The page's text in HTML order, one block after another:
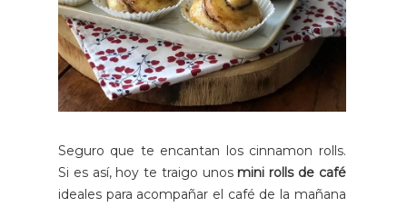
Seguro que te encantan los cinnamon rolls.
Si es así, hoy te traigo unos mini rolls de café
ideales para acompañar el café de la mañana